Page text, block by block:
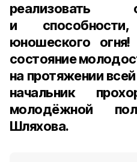
реализовать
и
юношеского огня!
состояние
на протяжении
начальник
молодёжной
Шляхова.